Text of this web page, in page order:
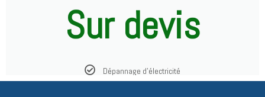
Sur devis
Dépannage d'électricité